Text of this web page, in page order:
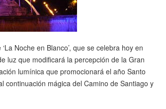
Noche en Blanco’, que se celebra hoy en
luz que modificará la percepción de la Gran
lumínica que promocionará el año Santo
continuación mágica del Camino de Santiago y